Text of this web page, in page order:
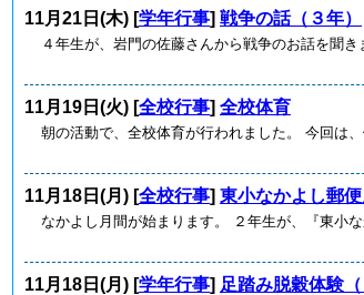
11月21日(木) [学年行事] 戦争の話（３年）
４年生が、岩門の佐藤さんから戦争のお話を聞
11月19日(火) [全校行事] 全校体育
朝の活動で、全校体育が行われました。 今回は
11月18日(月) [全校行事] 東小なかよし郵
なかよし月間が始まります。 ２年生が、『東小
11月18日(月) [学年行事] 足踏み脱穀体験（